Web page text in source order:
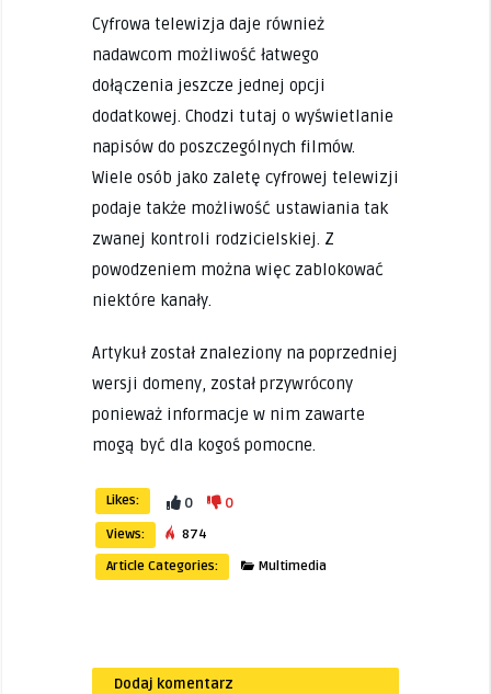
Cyfrowa telewizja daje również
nadawcom możliwość łatwego
dołączenia jeszcze jednej opcji
dodatkowej. Chodzi tutaj o wyświetlanie
napisów do poszczególnych filmów.
Wiele osób jako zaletę cyfrowej telewizji
podaje także możliwość ustawiania tak
zwanej kontroli rodzicielskiej. Z
powodzeniem można więc zablokować
niektóre kanały.
Artykuł został znaleziony na poprzedniej
wersji domeny, został przywrócony
ponieważ informacje w nim zawarte
mogą być dla kogoś pomocne.
Likes: 0 0
Views:
874
Article Categories:
Multimedia
Dodaj komentarz